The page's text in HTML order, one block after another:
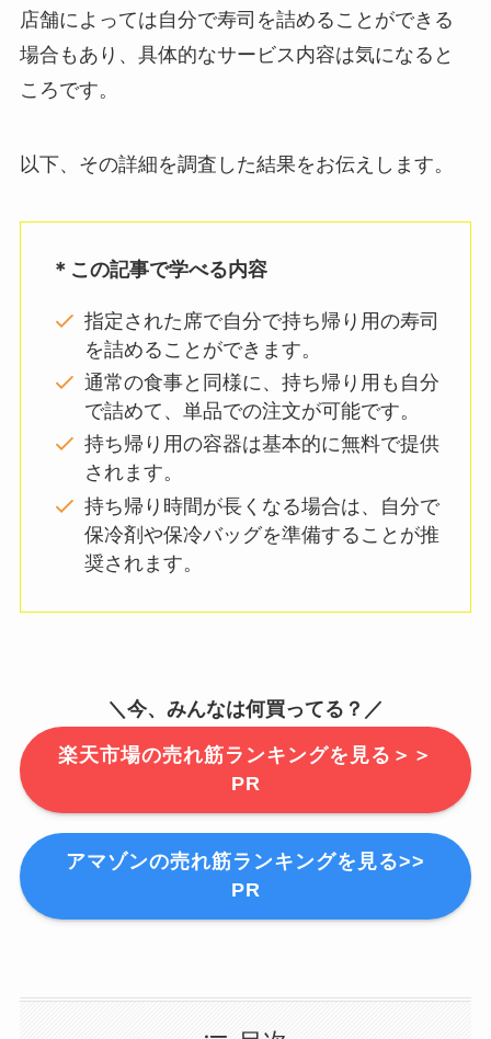
店舗によっては自分で寿司を詰めることができる
場合もあり、具体的なサービス内容は気になると
ころです。
以下、その詳細を調査した結果をお伝えします。
＊この記事で学べる内容
指定された席で自分で持ち帰り用の寿司
を詰めることができます。
通常の食事と同様に、持ち帰り用も自分
で詰めて、単品での注文が可能です。
持ち帰り用の容器は基本的に無料で提供
されます。
持ち帰り時間が長くなる場合は、自分で
保冷剤や保冷バッグを準備することが推
奨されます。
＼今、みんなは何買ってる？／
楽天市場の売れ筋ランキングを見る＞＞
PR
アマゾンの売れ筋ランキングを見る>>
PR